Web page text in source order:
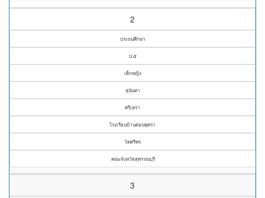
2
ประถมศึกษา
ป.๕
เด็กหญิง
สุนันทา
ศรีเหรา
โรงเรียนบ้านดอนพุทรา
วัดศรีพร
คณะจังหวัดสุพรรณบุรี
3